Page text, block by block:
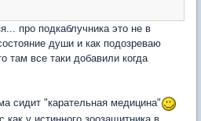
про подкаблучника это не в
души и как подозреваю
там все таки добавили когда
сидит "карательная медицина"